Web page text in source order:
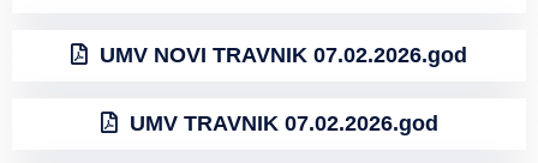
UMV NOVI TRAVNIK 07.02.2026.god
UMV TRAVNIK 07.02.2026.god